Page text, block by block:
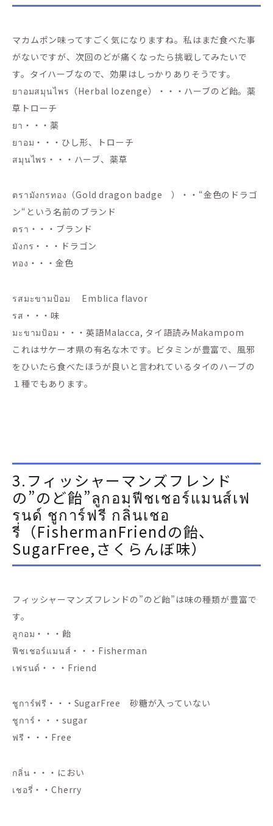
マカムポン味ってすごく気になりますね。私はまだ食べた事
がないですが、次回のどが痛くなったら挑戦してみたいで
す。タイハーブなので、効果はしっかりありそうです。
ยาอมสมุนไพร（Herbal lozenge）・・・ハーブのど飴。薬
草トローチ
ยา・・・薬
ยาอม・・・ひし形、トローチ
สมุนไพร・・・ハーブ、薬草
ตรามังกรทอง（Gold dragon badge ）・・“金色のドラゴ
ン“という名前のブランド
ตรา・・・ブランド
มังกร・・・ドラゴン
ทอง・・・金色
รสมะขามป้อม Emblica flavor
รส・・・味
มะขามป้อม・・・英語Malacca, タイ語読みMakampom
これはサケーオ県の有名な木です。ビタミンが豊富で、風邪
をひいたら食べたほうが良いと言われているタイのハーブの
１種でもあります。
3.フィッシャーマンズフレンド
の”のど飴”ลูกอมฟีชเชอร์แมนส์เฟ
รนด์ ชูการ์ฟรี กลิ่นเชอ
รี่（FishermanFriendの飴、
SugarFree,さくらんぼ味）
フィッシャーマンズフレンドの”のど飴”は味の種類が豊富で
す。
ลูกอม・・・飴
ฟีชเชอร์แมนส์・・・Fisherman
เฟรนด์・・・Friend
ชูการ์ฟรี・・・SugarFree 砂糖が入っていない
ชูการ์・・・sugar
ฟรี・・・Free
กลิ่น・・・におい
เชอรี่・・Cherry